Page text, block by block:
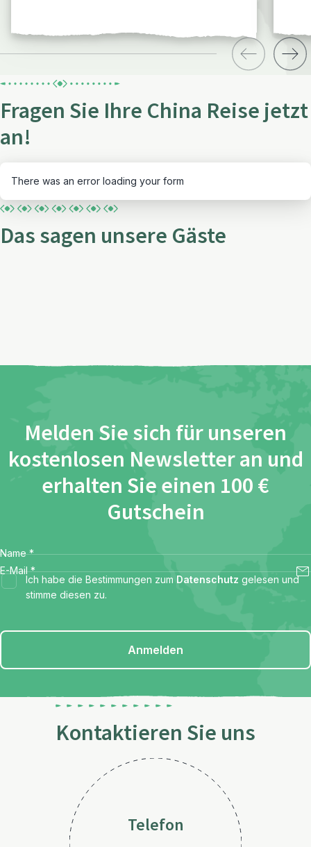
Fragen Sie Ihre China Reise jetzt
an!
There was an error loading your form
Das sagen unsere Gäste
Melden Sie sich für unseren
kostenlosen Newsletter an und
erhalten Sie einen 100 €
Gutschein
Name *
E-Mail *
Ich habe die Bestimmungen zum Datenschutz gelesen und
stimme diesen zu.
Anmelden
Kontaktieren Sie uns
Telefon